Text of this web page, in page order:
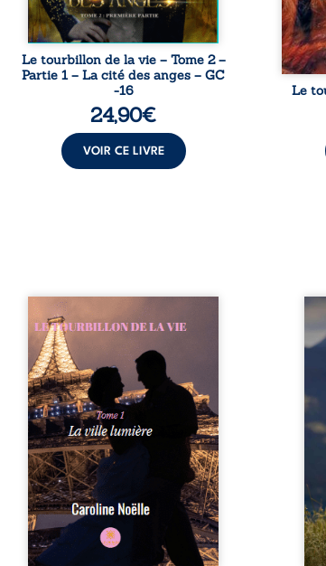
Le tourbillon de la vie – Tome 2 –
Partie 1 – La cité des anges – GC
-16
24,90€
VOIR CE LIVRE
Le
Emma a dix ans. Elle est
atteinte d’une leucémie
lymphoblastique. À l’annonce
de cette nouvelle, le monde
d’Émilie Pereira, sa mère,
s’effondre. La jeune femme va
alors faire la connaissance de
Daniel Müeller, le pédiatre de
la petite fille. Le médecin est
d’une beauté irréelle et semble
bien trop informé sur la vie
d’Émilie. Elle ne comprend pas
pourquoi elle est ...
et